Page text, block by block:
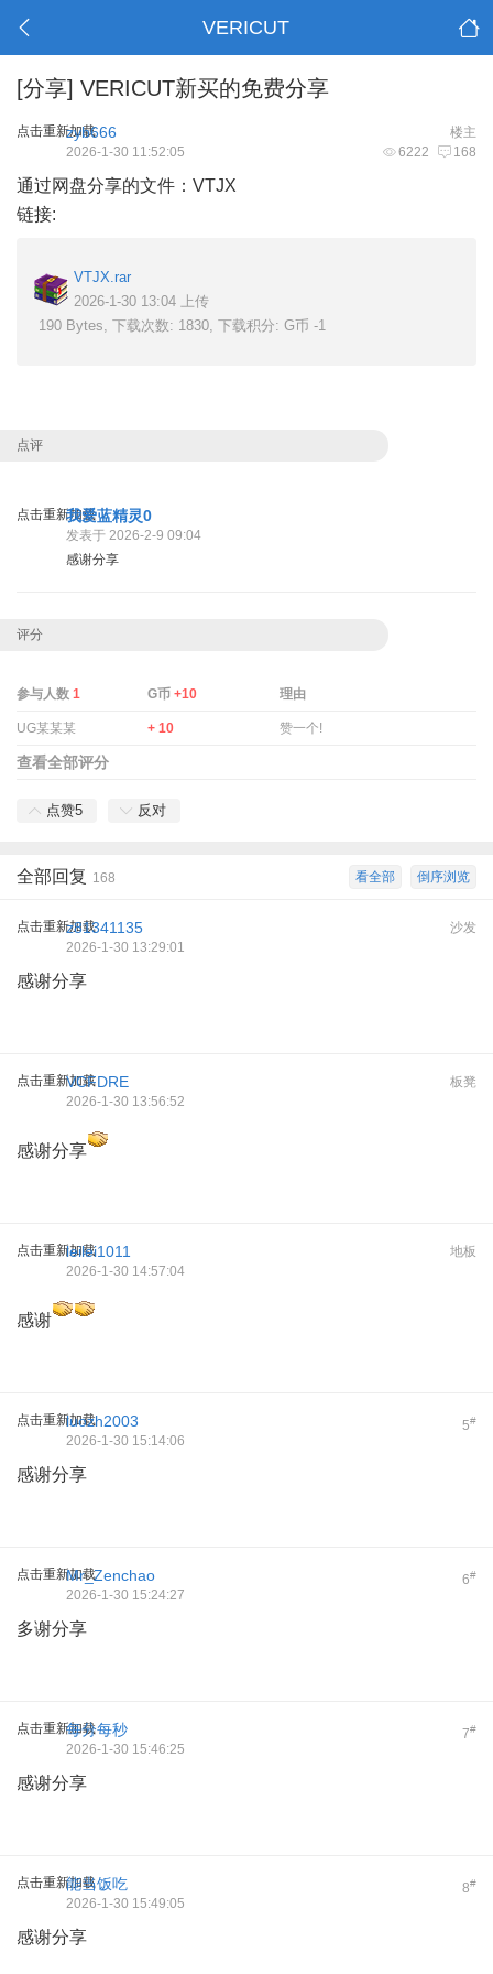
VERICUT
[分享] VERICUT新买的免费分享
点击重新加载 楼主
zyb666
6222 168
2026-1-30 11:52:05
通过网盘分享的文件：VTJX
链接:
VTJX.rar
2026-1-30 13:04 上传
190 Bytes, 下载次数: 1830, 下载积分: G币 -1
点评
点击重新加载我爱蓝精灵0
发表于 2026-2-9 09:04
感谢分享
评分
参与人数 1 G币+10 理由
UG某某某 + 10 赞一个!
查看全部评分
点赞5 反对
倒序浏览
看全部
全部回复 168
点击重新加载 沙发
z81341135
2026-1-30 13:29:01
感谢分享
点击重新加载 板凳
VCFDRE
2026-1-30 13:56:52
感谢分享
点击重新加载 地板
leilei1011
2026-1-30 14:57:04
感谢
点击重新加载 5#
luozh2003
2026-1-30 15:14:06
感谢分享
点击重新加载 6#
Mr_Zenchao
2026-1-30 15:24:27
多谢分享
点击重新加载 7#
每分每秒
2026-1-30 15:46:25
感谢分享
点击重新加载 8#
能当饭吃
2026-1-30 15:49:05
感谢分享